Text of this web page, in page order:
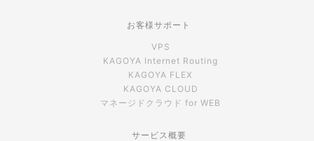
お客様サポート
VPS
KAGOYA Internet Routing
KAGOYA FLEX
KAGOYA CLOUD
マネージドクラウド for WEB
サービス概要